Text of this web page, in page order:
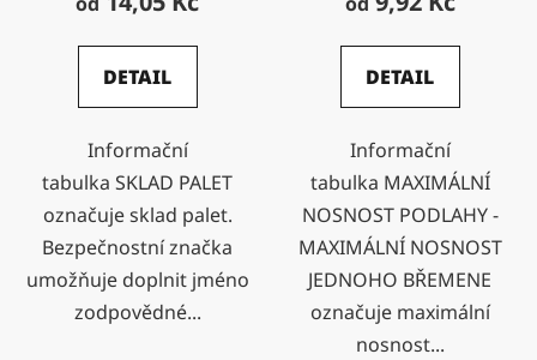
DETAIL
Informační
tabulka SKLAD PALET
označuje sklad palet.
Bezpečnostní značka
umožňuje doplnit jméno
zodpovědné...
DETAIL
Informační
tabulka MAXIMÁLNÍ
NOSNOST PODLAHY -
MAXIMÁLNÍ NOSNOST
JEDNOHO BŘEMENE
označuje maximální
nosnost...